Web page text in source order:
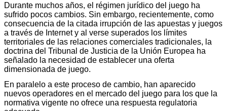
Durante muchos años, el régimen jurídico del juego ha
sufrido pocos cambios. Sin embargo, recientemente, como
consecuencia de la citada irrupción de las apuestas y juegos
a través de Internet y al verse superados los límites
territoriales de las relaciones comerciales tradicionales, la
doctrina del Tribunal de Justicia de la Unión Europea ha
señalado la necesidad de establecer una oferta
dimensionada de juego.
En paralelo a este proceso de cambio, han aparecido
nuevos operadores en el mercado del juego para los que la
normativa vigente no ofrece una respuesta regulatoria